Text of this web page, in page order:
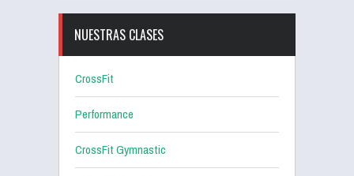
NUESTRAS CLASES
CrossFit
Performance
CrossFit Gymnastic